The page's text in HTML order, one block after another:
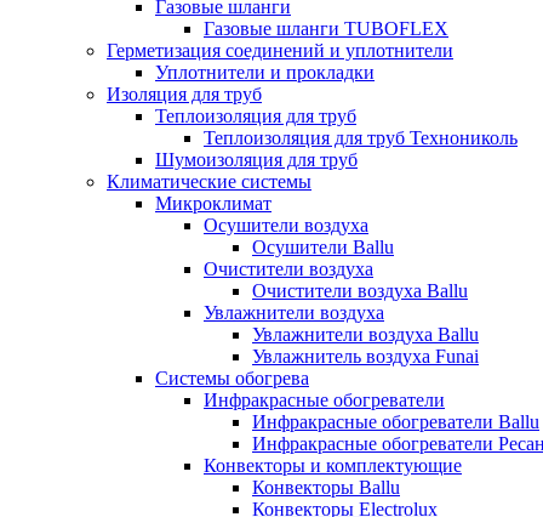
Газовые шланги
Газовые шланги TUBOFLEX
Герметизация соединений и уплотнители
Уплотнители и прокладки
Изоляция для труб
Теплоизоляция для труб
Теплоизоляция для труб Технониколь
Шумоизоляция для труб
Климатические системы
Микроклимат
Осушители воздуха
Осушители Ballu
Очистители воздуха
Очистители воздуха Ballu
Увлажнители воздуха
Увлажнители воздуха Ballu
Увлажнитель воздуха Funai
Системы обогрева
Инфракрасные обогреватели
Инфракрасные обогреватели Ballu
Инфракрасные обогреватели
Конвекторы и комплектующие
Конвекторы Ballu
Конвекторы Electrolux